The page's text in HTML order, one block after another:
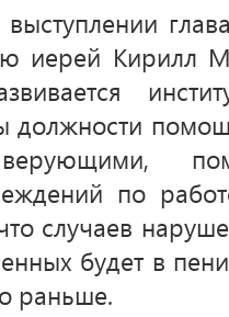
иерей Кирилл
должности
по
случаев
будет в
раньше.